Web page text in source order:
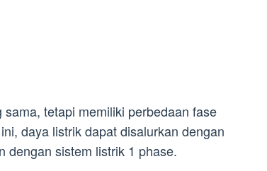
tetapi memiliki perbedaan fase
daya listrik dapat disalurkan dengan
dengan sistem listrik 1 phase.